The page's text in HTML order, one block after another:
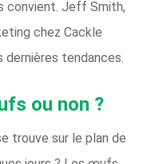
convient. Jeff Smith,
chez Cackle
tendances.
ou non ?
trouve sur le plan de